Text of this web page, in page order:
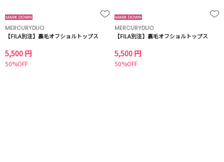
MERCURYDUO
【FILA別注】裏毛オフショルトップス
5,500 円
50%OFF
MERCURYDUO
【FILA別注】裏毛オフショルトップス
5,500 円
50%OFF